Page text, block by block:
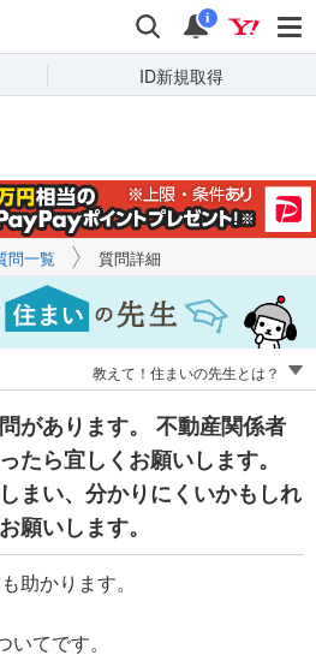
検索 通知
i
ID新規取得
キーワードで
質問を探す
問一覧 質問詳細
教えて！住まいの先生とは？
があります。 不動産関係者
たら宜しくお願いします。
まい、分かりにくいかもしれ
願いします。
助かります。
てです。